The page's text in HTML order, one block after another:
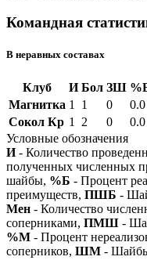
Командная
В неравных составах
Клуб И Бол ЗШ
Магнитка 1 1 0 0.0
Сокол Кр 1 2 0 0.0
Условные обозначения
И- Количество
полученных численных
шайбы, %Б - Процент
преимуществ, ПШБ -
Мен - Количество
соперниками, ПМШ -
%М - Процент
соперников, ШМ -